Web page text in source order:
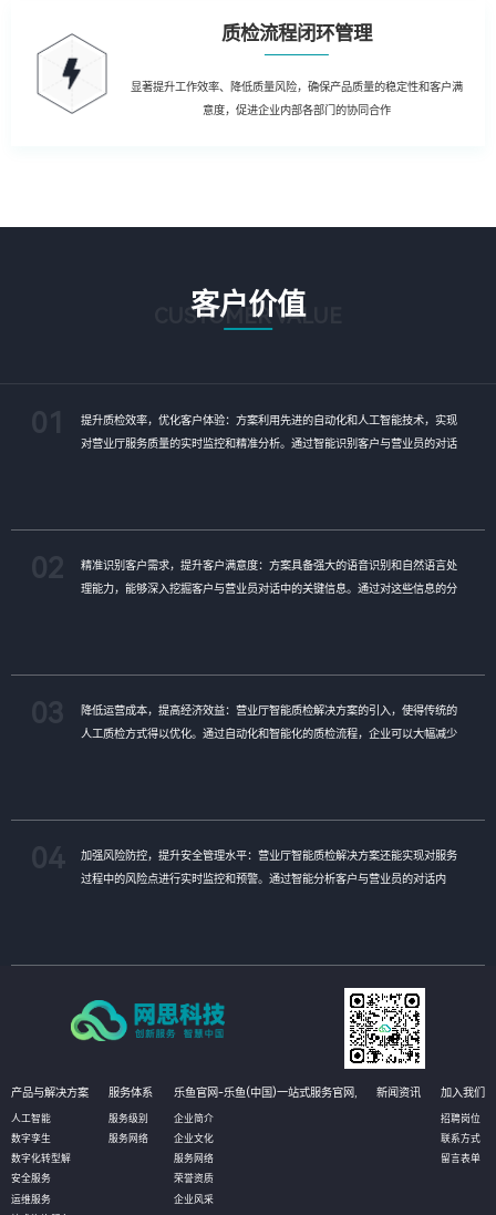
质检流程闭环管理
显著提升工作效率、降低质量风险，确保产品质量的稳定性和客户满
意度，促进企业内部各部门的协同合作
客户价值
CUSTOMER VALUE
提升质检效率，优化客户体验：方案利用先进的自动化和人工智能技术，实现
对营业厅服务质量的实时监控和精准分析。通过智能识别客户与营业员的对话
精准识别客户需求，提升客户满意度：方案具备强大的语音识别和自然语言处
理能力，能够深入挖掘客户与营业员对话中的关键信息。通过对这些信息的分
降低运营成本，提高经济效益：营业厅智能质检解决方案的引入，使得传统的
人工质检方式得以优化。通过自动化和智能化的质检流程，企业可以大幅减少
加强风险防控，提升安全管理水平：营业厅智能质检解决方案还能实现对服务
过程中的风险点进行实时监控和预警。通过智能分析客户与营业员的对话内
产品与解决方案
人工智能
数字孪生
数字化转型解
安全服务
运维服务
服务体系
服务级别
服务网络
乐鱼官网-乐鱼(中国)一站式服务官网,
企业简介
企业文化
服务网络
荣誉资质
企业风采
新闻资讯 加入我们
招聘岗位
联系方式
留言表单